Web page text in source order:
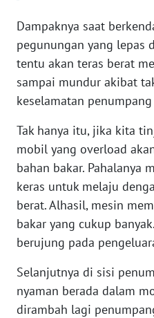
Dampaknya saat
pegunungan yang lepas
tentu akan teras berat
sampai mundur akibat
keselamatan
Tak hanya itu, jika kita
mobil yang overload
bahan bakar. Pahalanya
keras untuk melaju
berat. Alhasil, mesin
bakar yang cukup
berujung pada
Selanjutnya di sisi
nyaman berada dalam
dirambah lagi
WN
RIAU
SERAMBI
WN
WN
SULTRA
WN
NTB
WN
SULTENG